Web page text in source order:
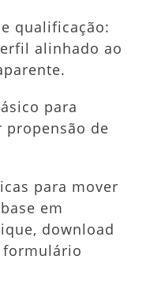
qualificação:
alinhado ao
para
de
para mover
em
download
formulário